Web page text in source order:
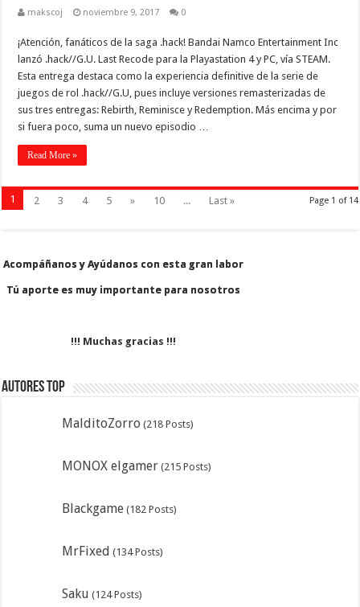
makscoj noviembre 9, 2017 0
¡Atención, fanáticos de la saga .hack! Bandai Namco Entertainment Inc
lanzó .hack//G.U. Last Recode para la Playastation 4 y PC, vía STEAM.
Esta entrega destaca como la experiencia definitive de la serie de
juegos de rol .hack//G.U, pues incluye versiones remasterizadas de
sus tres entregas: Rebirth, Reminisce y Redemption. Más encima y por
si fuera poco, suma un nuevo episodio …
Read More »
Page 1 of 14
1 2 3 4 5 » 10 ... Last »
Acompáñanos y Ayúdanos con esta gran labor
Acompáñanos y Ayúdanos con esta gran labor
Tú aporte es muy importante para nosotros
Tú aporte es muy importante para nosotros
!!! Muchas gracias !!!
Autores Top
MalditoZorro (218 Posts)
MONOX elgamer (215 Posts)
Blackgame (182 Posts)
MrFixed (134 Posts)
Saku (124 Posts)